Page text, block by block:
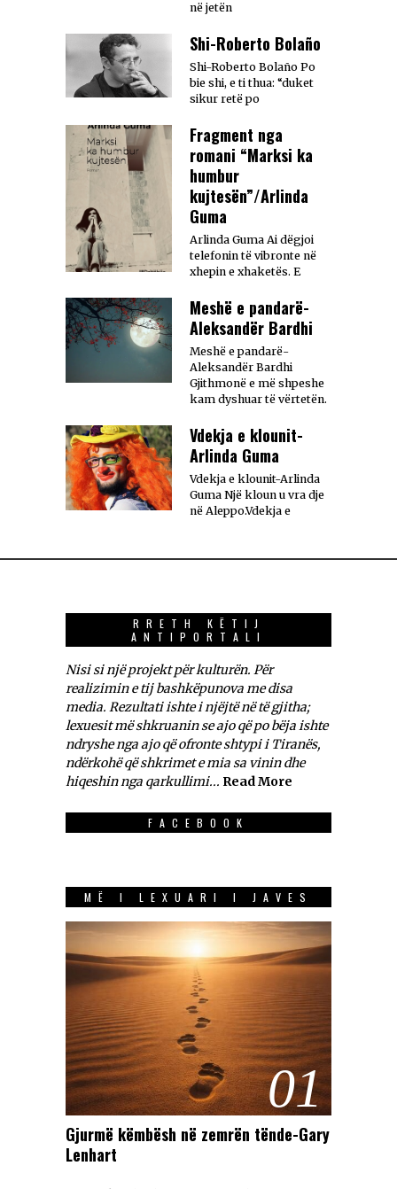
në jetën
Shi-Roberto Bolaño
Shi-Roberto Bolaño Po
bie shi, e ti thua: “duket
sikur retë po
Fragment nga
romani “Marksi ka
humbur
kujtesën”/Arlinda
Guma
Arlinda Guma Ai dëgjoi
telefonin të vibronte në
xhepin e xhaketës. E
Meshë e pandarë-
Aleksandër Bardhi
Meshë e pandarë-
Aleksandër Bardhi
Gjithmonë e më shpeshe
kam dyshuar të vërtetën.
Vdekja e klounit-
Arlinda Guma
Vdekja e klounit-Arlinda
Guma Një kloun u vra dje
në Aleppo.Vdekja e
RRETH KËTIJ
ANTIPORTALI
Nisi si një projekt për kulturën. Për
realizimin e tij bashkëpunova me disa
media. Rezultati ishte i njëjtë në të gjitha;
lexuesit më shkruanin se ajo që po bëja ishte
ndryshe nga ajo që ofronte shtypi i Tiranës,
ndërkohë që shkrimet e mia sa vinin dhe
hiqeshin nga qarkullimi... Read More
FACEBOOK
MË I LEXUARI I JAVES
01
Gjurmë këmbësh në zemrën tënde-Gary
Lenhart